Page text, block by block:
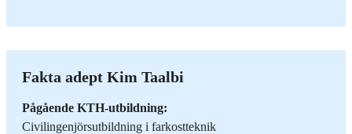
Fakta adept Kim Taalbi
Pågående KTH-utbildning:
Civilingenjörsutbildning i farkostteknik